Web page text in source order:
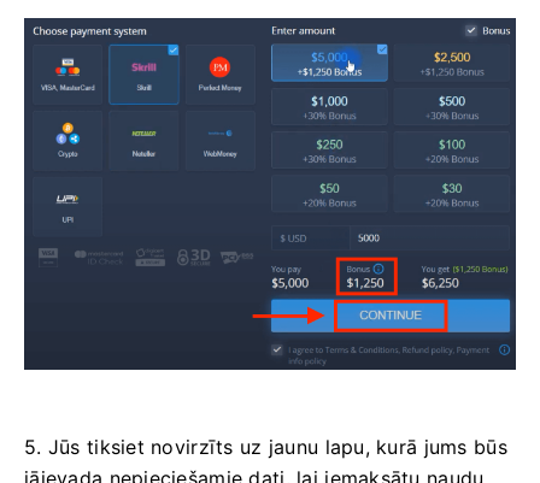
5. Jūs tiksiet novirzīts uz jaunu lapu, kurā jums būs